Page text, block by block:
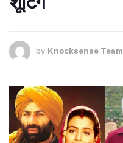
by Knocksense Team